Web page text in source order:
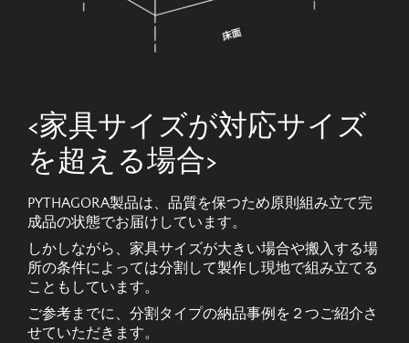
<家具サイズが対応サイズ
を超える場合>
PYTHAGORA製品は、品質を保つため原則組み立て完
成品の状態でお届けしています。
しかしながら、家具サイズが大きい場合や搬入する場
所の条件によっては分割して製作し現地で組み立てる
こともしています。
ご参考までに、分割タイプの納品事例を２つご紹介さ
せていただきます。